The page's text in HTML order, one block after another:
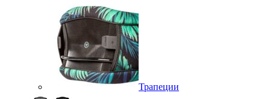
Трапеции